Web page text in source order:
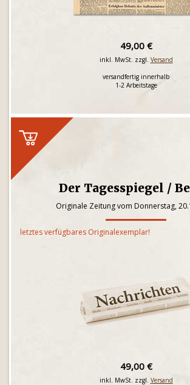
49,00 €
inkl. MwSt. zzgl. Versand
versandfertig innerhalb
1-2 Arbeitstage
Der Tagesspiegel /
Originale Zeitung vom Donnerstag,
letztes verfügbares Originalexemplar!
49,00 €
inkl. MwSt. zzgl. Versand